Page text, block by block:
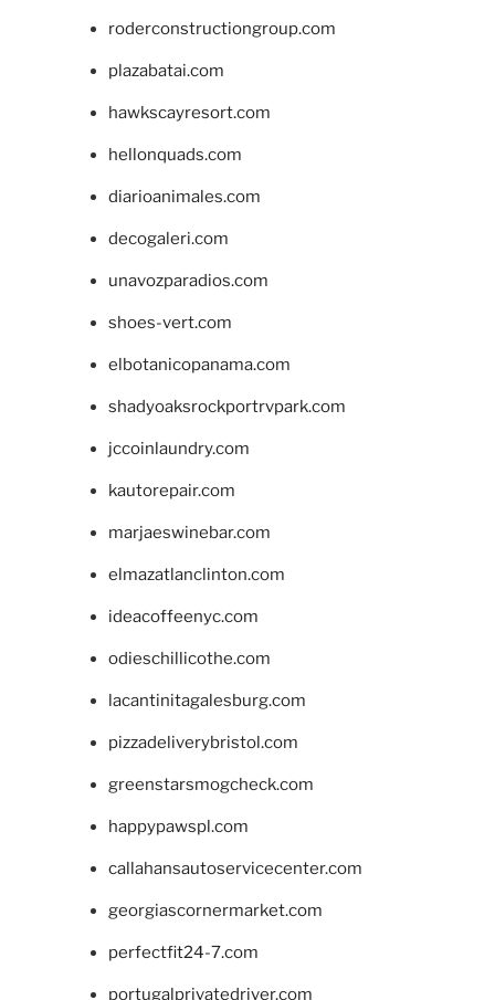
roderconstructiongroup.com
plazabatai.com
hawkscayresort.com
hellonquads.com
diarioanimales.com
decogaleri.com
unavozparadios.com
shoes-vert.com
elbotanicopanama.com
shadyoaksrockportrvpark.com
jccoinlaundry.com
kautorepair.com
marjaeswinebar.com
elmazatlanclinton.com
ideacoffeenyc.com
odieschillicothe.com
lacantinitagalesburg.com
pizzadeliverybristol.com
greenstarsmogcheck.com
happypawspl.com
callahansautoservicecenter.com
georgiascornermarket.com
perfectfit24-7.com
portugalprivatedriver.com